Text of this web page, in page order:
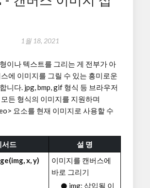
1월 18, 2021
이나 텍스트를 그리는 게 전부가 아
에 이미지를 그릴 수 있는 흥미로운
니다. jpg, bmp, gif 형식 등 브라우저
든 형식의 이미지를 지원하며
요소를 현재 이미지로 사용할 수
서드
설 명
x, y)
이미지를 캔버스에
바로 그리기
img: 삽입될 이